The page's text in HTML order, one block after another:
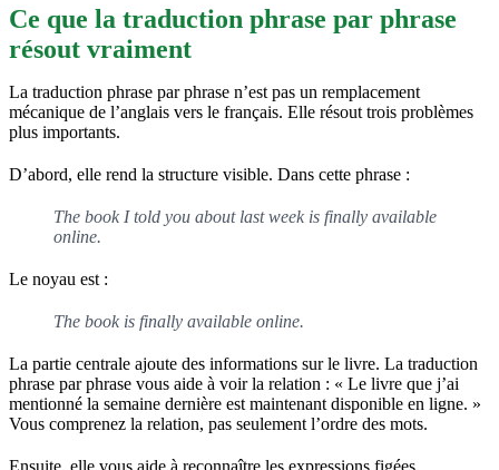
Ce que la traduction phrase par phrase
résout vraiment
La traduction phrase par phrase n’est pas un remplacement
mécanique de l’anglais vers le français. Elle résout trois problèmes
plus importants.
D’abord, elle rend la structure visible. Dans cette phrase :
The book I told you about last week is finally available
online.
Le noyau est :
The book is finally available online.
La partie centrale ajoute des informations sur le livre. La traduction
phrase par phrase vous aide à voir la relation : « Le livre que j’ai
mentionné la semaine dernière est maintenant disponible en ligne. »
Vous comprenez la relation, pas seulement l’ordre des mots.
Ensuite, elle vous aide à reconnaître les expressions figées.